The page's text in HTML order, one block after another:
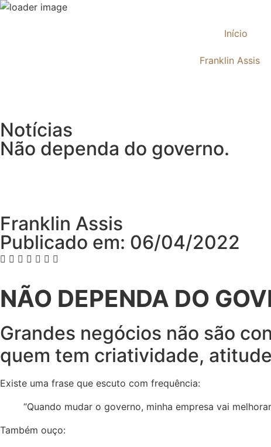
Início
Franklin Assis
Notícias
Não dependa do governo.
Franklin Assis
Publicado em: 06/04/2022
NÃO DEPENDA DO
Grandes negócios não são
quem tem criatividade,
Existe uma frase que escuto com frequência:
“Quando mudar o governo, minha empresa vai
Também ouço: